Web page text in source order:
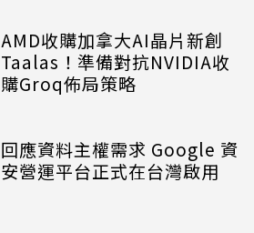
AMD收購加拿大AI晶片新創
Taalas！準備對抗NVIDIA收
購Groq佈局策略
回應資料主權需求 Google 資
安營運平台正式在台灣啟用